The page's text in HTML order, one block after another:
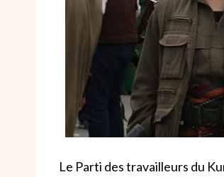
Le Parti des travailleurs du